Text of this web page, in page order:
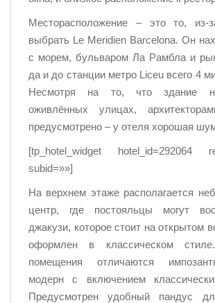
Месторасположение – это то, из-
выбрать Le Meridien Barcelona. Он
с морем, бульваром Ла Рамбла и
да и до станции метро Liceu всего 4
Несмотря на то, что здание
оживлённых улицах,
предусмотрено – у отеля хорошая
[tp_hotel_widget hotel_id=292064
subid=»»]
На верхнем этаже располагается
центр, где постояльцы могут
джакузи, которое стоит на открытом
оформлен в классическом
помещения отличаются
модерн с включением
Предусмотрен удобный пандус